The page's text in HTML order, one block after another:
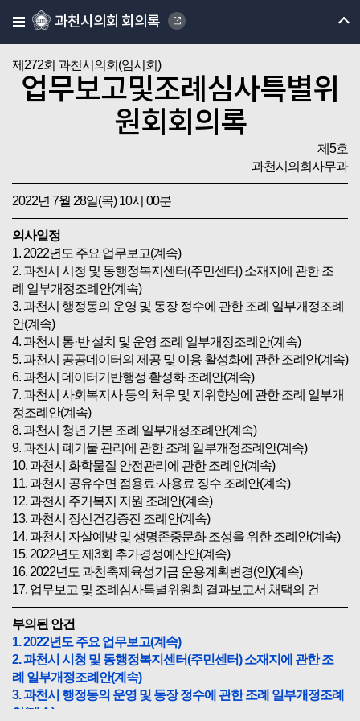
과천시의회 회의록
제272회 과천시의회(임시회)
업무보고및조례심사특별위
원회회의록
제5호
과천시의회사무과
2022년 7월 28일(목) 10시 00분
의사일정
1. 2022년도 주요 업무보고(계속)
2. 과천시 시청 및 동행정복지센터(주민센터) 소재지에 관한 조
례 일부개정조례안(계속)
3. 과천시 행정동의 운영 및 동장 정수에 관한 조례 일부개정조례
안(계속)
4. 과천시 통·반 설치 및 운영 조례 일부개정조례안(계속)
5. 과천시 공공데이터의 제공 및 이용 활성화에 관한 조례안(계속)
6. 과천시 데이터기반행정 활성화 조례안(계속)
7. 과천시 사회복지사 등의 처우 및 지위향상에 관한 조례 일부개
정조례안(계속)
8. 과천시 청년 기본 조례 일부개정조례안(계속)
9. 과천시 폐기물 관리에 관한 조례 일부개정조례안(계속)
10. 과천시 화학물질 안전관리에 관한 조례안(계속)
11. 과천시 공유수면 점용료·사용료 징수 조례안(계속)
12. 과천시 주거복지 지원 조례안(계속)
13. 과천시 정신건강증진 조례안(계속)
14. 과천시 자살예방 및 생명존중문화 조성을 위한 조례안(계속)
15. 2022년도 제3회 추가경정예산안(계속)
16. 2022년도 과천축제육성기금 운용계획변경(안)(계속)
17. 업무보고 및 조례심사특별위원회 결과보고서 채택의 건
부의된 안건
1. 2022년도 주요 업무보고(계속)
2. 과천시 시청 및 동행정복지센터(주민센터) 소재지에 관한 조
례 일부개정조례안(계속)
3. 과천시 행정동의 운영 및 동장 정수에 관한 조례 일부개정조례
안(계속)